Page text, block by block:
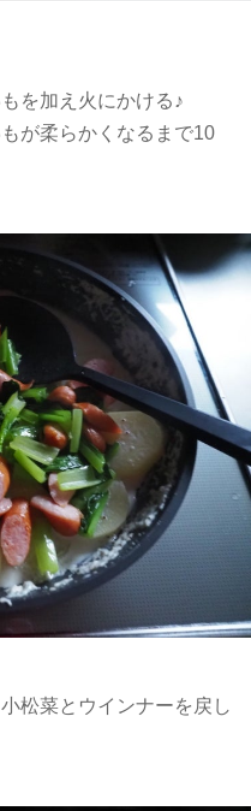
を加え火にかける♪
が柔らかくなるまで10
松菜とウインナーを戻し